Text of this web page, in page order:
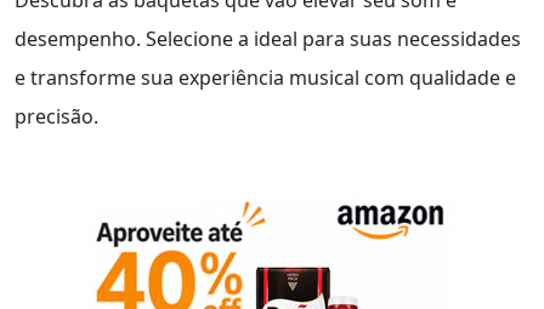
desempenho. Selecione a ideal para suas necessidades
e transforme sua experiência musical com qualidade e
precisão.